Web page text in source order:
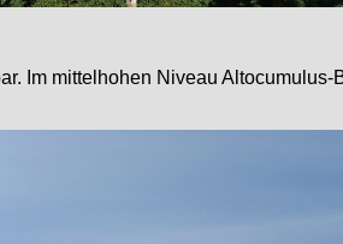
Im mittelhohen Niveau